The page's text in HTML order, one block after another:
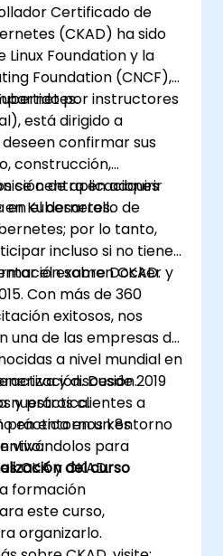
Certificado de
(CKAD) ha sido
Foundation y la
Foundation (CNCF),
por instructores
está dirigido a
confirmar sus
construcción,
de aplicaciones
Kubernetes.
se centra en adquirir
el desarrollo de
por lo tanto,
incluso si no tiene
el examen CKAD.
sobre Docker y
Con más de 360
exitosos, nos
una de las empresas de
a nivel mundial en
Desde 2019
nuestros clientes a
en entornos k8s
para
CKA y CKAD.
y discusión.
y práctica.
práctica en un entorno
vivo.
del curso
formación
este curso,
organizarlo.